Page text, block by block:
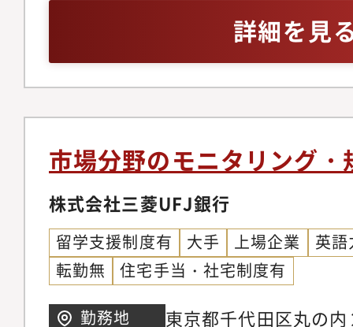
コンプライアンス、
コーポレート部門と
横串機能の観点で
ミッション・業務プ
して①全社最適および
を支える。②事業部門
トを提供する。③コン
画・実行する。■キャ
室員（主席部員）と
きます。■職場長から
当社は、2019年度の
を再生フェーズ、
グが発生する可能性
は調整いただきます
で法務・経理・内部
備を幅広く担当して
え法務を中心にIPO準
トいただきます。【
検査でガンの早期発
発する名古屋大学発
アップ◆大手広告代理
合商社コーポレート
と参画◆2024年度「
賞」と「女性活躍推
設計ができる方を想
渉が可能な方（米国
スピード感・柔軟性
務に取り組んでいた
詳細を見
市場分野のモニタリング
株式会社三菱UFJ銀行
留学支援制度有 大手 上場企業
英
転勤無
住宅手当・社宅制度有
勤務地
東京都千代田区丸の